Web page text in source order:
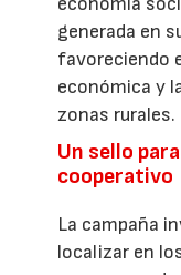
generada en
favoreciendo
económica y
zonas rurales.
Un sello
cooperativo
La campaña
localizar en